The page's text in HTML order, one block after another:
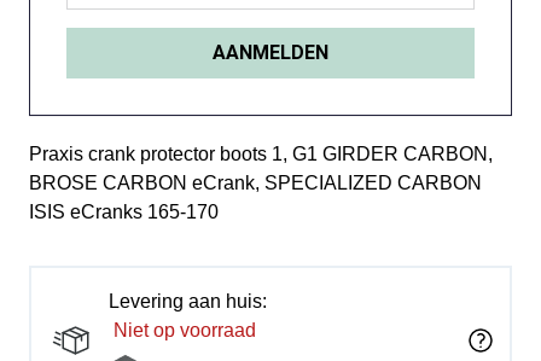
Praxis crank protector boots 1, G1 GIRDER CARBON,
BROSE CARBON eCrank, SPECIALIZED CARBON
ISIS eCranks 165-170
Levering aan huis:
Niet op voorraad